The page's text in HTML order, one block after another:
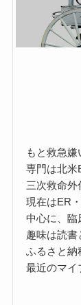
もと救急嫌
専門は北米
三次救命外
現在はER
中心に、臨
趣味は読書
ふるさと納
最近のマイ